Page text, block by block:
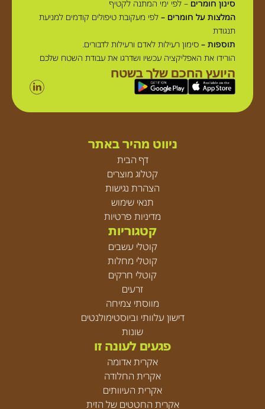
סינון חומרים – לפי ימי המתנה לקטיף
המלצות על חומרים – לפי מעקובת טיפולים קודמים למניעת
תנגודת
תוספות – סימון רעילות לאדם ורעילות לדבורים.
הורידו את האפליקציה עכשיו ושדרגו את עבודת השטח שלכם
היועץ החכם שלך בשטח
ניווט מהיר באתר
דף הבית
קטלוג מוצרים
הצהרת נגישות
תנאי שימוש
מדיניות פרטיות
קטגוריות
קוטלי עשבים
קוטלי מחלות
קוטלי חרקים
זרעים
מווסתי צמיחה
דישון עלוותי וביוסטימולנטים
שונות
פגעים לעונה זו
אקרית אדומה
אקרית החלודה
אקרית העיוותים
אקרית החטטים של הזית